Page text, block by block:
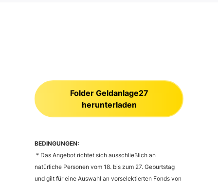
Folder Geldanlage27
herunterladen
BEDINGUNGEN:
* Das Angebot richtet sich ausschließlich an
natürliche Personen vom 18. bis zum 27. Geburtstag
und gilt für eine Auswahl an vorselektierten Fonds von